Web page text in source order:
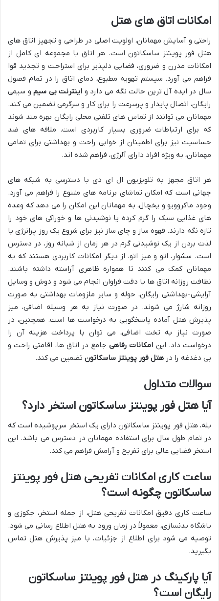
امکانات اتاق های هتل
راحتی و آسایش مهمانان، اولویت اصلی در طراحی و تجهیز اتاق های
هتل فور پوینتز ساسکاتون است. هر اتاق با مجموعه ای کامل از
امکانات مدرن و ضروری، فضایی دلپذیر برای استراحت و تجدید قوا
فراهم می آورد. سیستم تهویه مطبوع، دمای اتاق را در تمام فصول
سال در ایده آل ترین حالت نگه می دارد و اینترنت بی سیمو سیمی
رایگان، اتصال پایدار و پرسرعت را برای کار و سرگرمی تضمین می کند.
مهمانان می توانند از تماس های تلفنی محلی رایگان بهره مند شوند
که برای ارتباطات ضروری بسیار کاربردی است. ملافه های ضد
حساسیت نیز برای اطمینان از خوابی راحت و بهداشتی برای تمامی
مهمانان، به ویژه افراد دارای آلرژی، فراهم شده اند.
هر اتاق مجهز به تلویزیون ال ای دی با دسترسی به شبکه های
جهانی است که امکان تماشای برنامه های متنوع را فراهم می آورد.
وجود ماکروویو و یخچال، به مهمانان این امکان را می دهد که وعده
های غذایی سبک را گرم کرده یا نوشیدنی ها و خوراکی های خود را
تازه نگه دارند. قهوه ساز و چای ساز نیز برای شروع یک روز پرانرژی یا
لذت بردن از یک نوشیدنی گرم در هر زمان از شبانه روز، در دسترس
است. سشوار، اتو و میز اتو، از دیگر امکانات کاربردی هستند که به
مهمانان کمک می کنند تا همواره ظاهری آراسته داشته باشند.
نظافت روزانه اتاق ها با دقت فراوان انجام می شود و دوش و وسایل
آرایشی-بهداشتی رایگان، حوله و سایر ملزومات بهداشتی به صورت
روزانه شارژ می شوند. در صورت نیاز به هر وسیله اضافی، میز
پذیرش هتل آماده پاسخگویی به درخواست ها است. همچنین، در
صورت نیاز به تخت اضافی، می توان با پرداخت هزینه آن را
درخواست داد. این امکانات رفاهیجامع در اتاق ها، اقامتی راحت و
بی دغدغه را در هتل فور پوینتز ساسکاتون تضمین می کند.
سوالات متداول
آیا هتل فور پوینتز ساسکاتون استخر دارد؟
بله، هتل فور پوینتز ساسکاتون دارای یک استخر سرپوشیده است که
در تمام طول سال برای استفاده مهمانان در دسترس می باشد. این
استخر فضایی عالی برای تفریح و آرامش فراهم می کند.
ساعت کاری امکانات تفریحی هتل فور پوینتز
ساسکاتون چگونه است؟
ساعت کاری دقیق امکانات تفریحی هتل، از جمله استخر، جکوزی و
باشگاه بدنسازی، معمولاً در زمان ورود به هتل اطلاع رسانی می شود.
توصیه می شود برای اطلاع از جزئیات، با میز پذیرش هتل تماس
بگیرید.
آیا پارکینگ در هتل فور پوینتز ساسکاتون
رایگان است؟